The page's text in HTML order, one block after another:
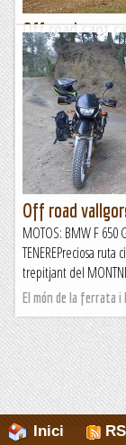
Off road sant
MOTOS: BMW F 650
TENERÉCurt tram
Celoni amb dos
segón, la pista...
El món de la ferrata i
Off road
MOTOS: BMW F 650
TENEREPreciosa
trepitjant del
El món de la ferrata i
Inici